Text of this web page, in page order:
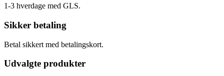
1-3 hverdage med GLS.
Sikker betaling
Betal sikkert med betalingskort.
Udvalgte produkter